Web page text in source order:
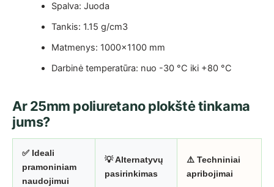
Spalva: Juoda
Tankis: 1.15 g/cm3
Matmenys: 1000×1100 mm
Darbinė temperatūra: nuo -30 °C iki +80 °C
Ar 25mm poliuretano plokštė tinkama
jums?
✅ Ideali
pramoniniam
naudojimui
💡 Alternatyvų
pasirinkimas
⚠️ Techniniai
apribojimai